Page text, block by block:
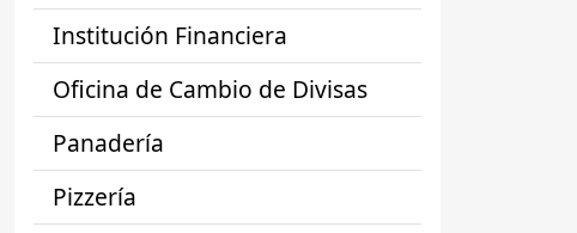
Institución Financiera
Oficina de Cambio de Divisas
Panadería
Pizzería